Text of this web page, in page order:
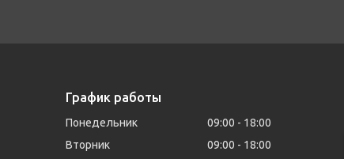
График работы
Понедельник 09:00
18:00
Вторник
09:00
18:00